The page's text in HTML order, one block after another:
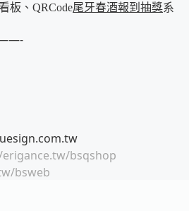
板、QRCode尾牙春酒報到 抽獎系
bsqshop
bsweb